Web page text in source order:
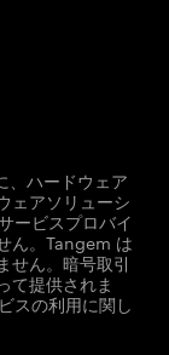
、ハードウェア
ェアソリューシ
ービスプロバイ
ん。Tangem は
せん。暗号取引
て提供されま
スの利用に関し